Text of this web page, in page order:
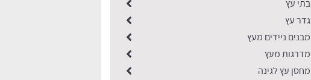
בתי עץ
גדר עץ
מבנים ניידים מעץ
מדרגות מעץ
מחסן עץ לגינה